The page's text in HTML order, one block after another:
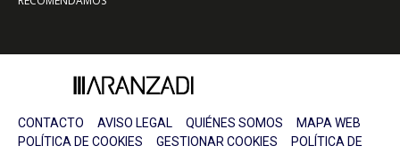
CONTACTO AVISO LEGAL QUIÉNES SOMOS
MAPA WEB
POLÍTICA DE COOKIES
GESTIONAR COOKIES
POLÍTICA DE